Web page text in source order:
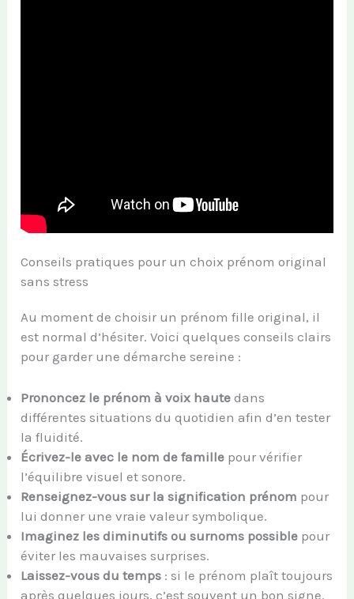
Conseils pratiques pour un choix prénom original
sans stress
Au moment de choisir un prénom fille original, il
est normal d’hésiter. Voici quelques conseils clairs
pour garder une démarche sereine :
Prononcez le prénom à voix haute dans
différentes situations du quotidien afin d’en tester
la fluidité.
Écrivez-le avec le nom de famille pour vérifier
l’équilibre visuel et sonore.
Renseignez-vous sur la signification prénom pour
lui donner une vraie valeur symbolique.
Imaginez les diminutifs ou surnoms possible pour
éviter les mauvaises surprises.
Laissez-vous du temps : si le prénom plaît toujours
après quelques jours, c’est souvent un bon signe.